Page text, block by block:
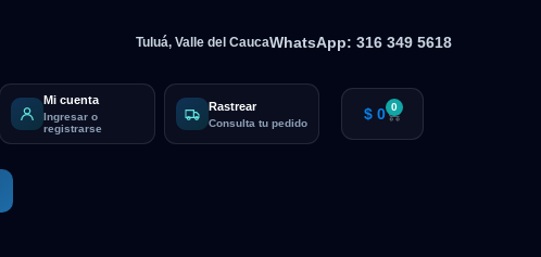
Tuluá, Valle del CaucaWhatsApp: 316 349 5618
Mi cuenta
Ingresar o
registrarse
Rastrear
Consulta tu pedido $ 0 0